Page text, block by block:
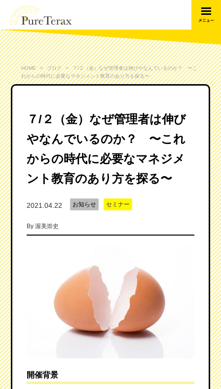
HOME ブログ
７/２（金）なぜ管理者は伸びやなんでいるのか？ 〜こ
れからの時代に必要なマネジメント教育のあり方を探る〜
７/２（金）なぜ管理者は伸び
やなんでいるのか？ 〜これ
からの時代に必要なマネジメ
ント教育のあり方を探る〜
2021.04.22 お知らせ セミナー
By 渥美崇史
開催背景